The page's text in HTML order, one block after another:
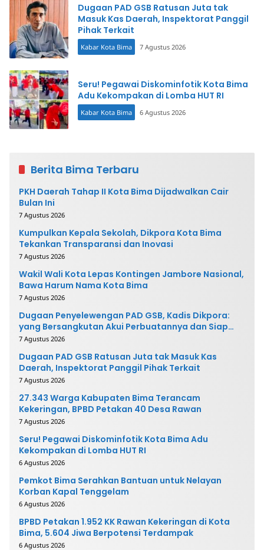
Dugaan PAD GSB Ratusan Juta tak
Masuk Kas Daerah, Inspektorat Panggil
Pihak Terkait
Kabar Kota Bima 7 Agustus 2026
Seru! Pegawai Diskominfotik Kota Bima
Adu Kekompakan di Lomba HUT RI
Kabar Kota Bima 6 Agustus 2026
Berita Bima Terbaru
PKH Daerah Tahap II Kota Bima Dijadwalkan Cair
Bulan Ini
7 Agustus 2026
Kumpulkan Kepala Sekolah, Dikpora Kota Bima
Tekankan Transparansi dan Inovasi
7 Agustus 2026
Wakil Wali Kota Lepas Kontingen Jambore Nasional,
Bawa Harum Nama Kota Bima
7 Agustus 2026
Dugaan Penyelewengan PAD GSB, Kadis Dikpora:
yang Bersangkutan Akui Perbuatannya dan Siap
Mengembalikan Uang
7 Agustus 2026
Dugaan PAD GSB Ratusan Juta tak Masuk Kas
Daerah, Inspektorat Panggil Pihak Terkait
7 Agustus 2026
27.343 Warga Kabupaten Bima Terancam
Kekeringan, BPBD Petakan 40 Desa Rawan
7 Agustus 2026
Seru! Pegawai Diskominfotik Kota Bima Adu
Kekompakan di Lomba HUT RI
6 Agustus 2026
Pemkot Bima Serahkan Bantuan untuk Nelayan
Korban Kapal Tenggelam
6 Agustus 2026
BPBD Petakan 1.952 KK Rawan Kekeringan di Kota
Bima, 5.604 Jiwa Berpotensi Terdampak
6 Agustus 2026